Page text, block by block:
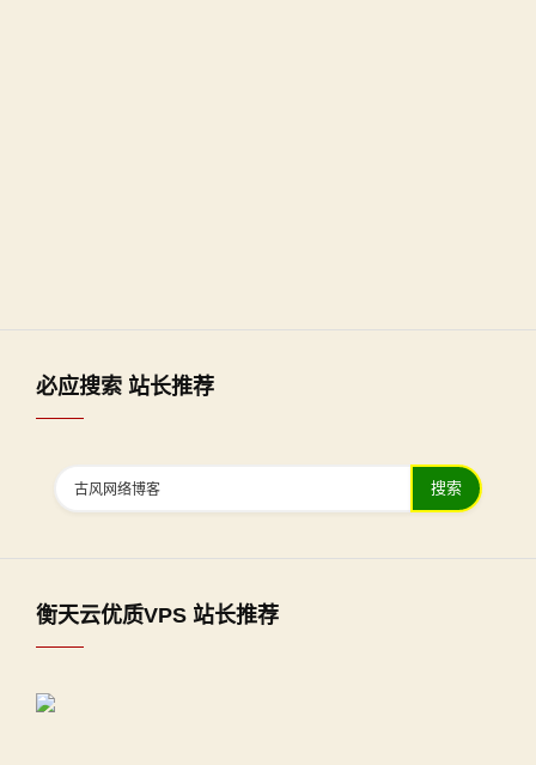
必应搜索 站长推荐
搜索
衡天云优质VPS 站长推荐